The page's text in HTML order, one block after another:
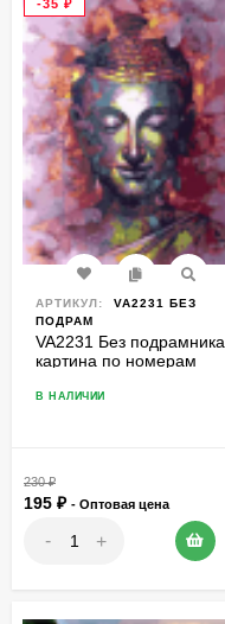
-35 ₽
АРТИКУЛ:
VA2231 БЕЗ
ПОДРАМ
VA2231 Без подрамника
картина по номерам
В НАЛИЧИИ
230₽
195 ₽ - Оптовая цена
- +